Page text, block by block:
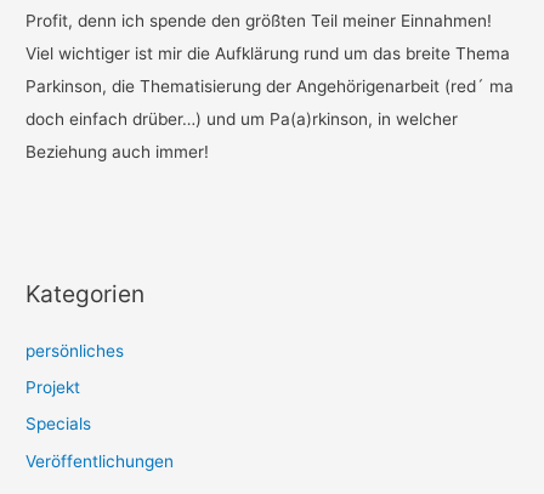
Profit, denn ich spende den größten Teil meiner Einnahmen!
Viel wichtiger ist mir die Aufklärung rund um das breite Thema
Parkinson, die Thematisierung der Angehörigenarbeit (red´ ma
doch einfach drüber…) und um Pa(a)rkinson, in welcher
Beziehung auch immer!
Kategorien
persönliches
Projekt
Specials
Veröffentlichungen